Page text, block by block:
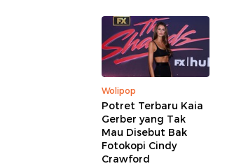
Wolipop
Potret Terbaru Kaia
Gerber yang Tak
Mau Disebut Bak
Fotokopi Cindy
Crawford